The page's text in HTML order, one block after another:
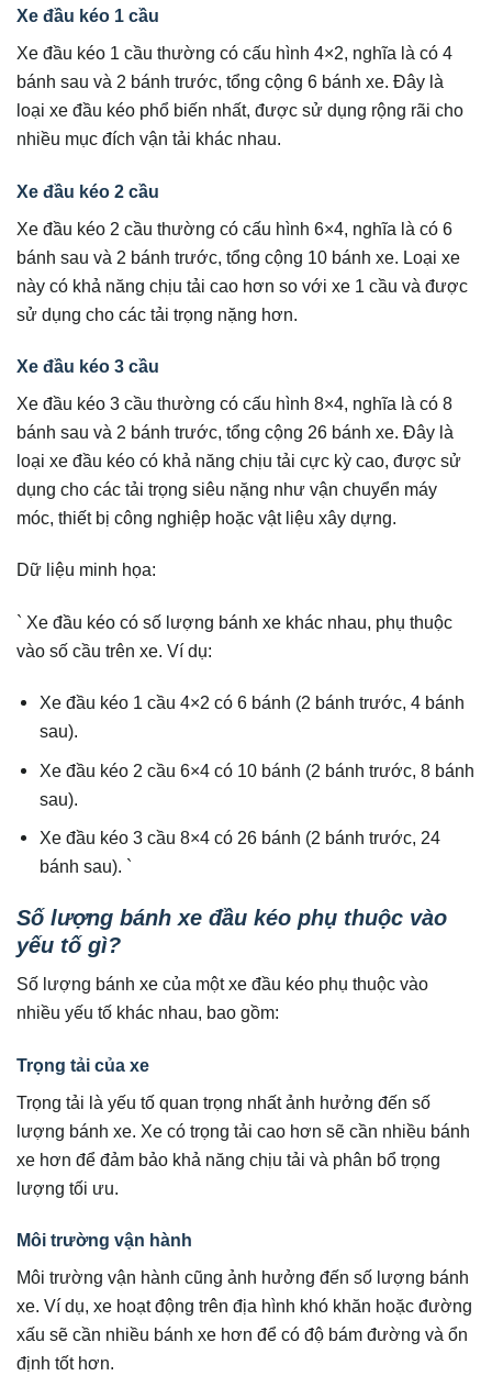
Xe đầu kéo 1 cầu
Xe đầu kéo 1 cầu thường có cấu hình 4×2, nghĩa là có 4
bánh sau và 2 bánh trước, tổng cộng 6 bánh xe. Đây là
loại xe đầu kéo phổ biến nhất, được sử dụng rộng rãi cho
nhiều mục đích vận tải khác nhau.
Xe đầu kéo 2 cầu
Xe đầu kéo 2 cầu thường có cấu hình 6×4, nghĩa là có 6
bánh sau và 2 bánh trước, tổng cộng 10 bánh xe. Loại xe
này có khả năng chịu tải cao hơn so với xe 1 cầu và được
sử dụng cho các tải trọng nặng hơn.
Xe đầu kéo 3 cầu
Xe đầu kéo 3 cầu thường có cấu hình 8×4, nghĩa là có 8
bánh sau và 2 bánh trước, tổng cộng 26 bánh xe. Đây là
loại xe đầu kéo có khả năng chịu tải cực kỳ cao, được sử
dụng cho các tải trọng siêu nặng như vận chuyển máy
móc, thiết bị công nghiệp hoặc vật liệu xây dựng.
Dữ liệu minh họa:
` Xe đầu kéo có số lượng bánh xe khác nhau, phụ thuộc
vào số cầu trên xe. Ví dụ:
Xe đầu kéo 1 cầu 4×2 có 6 bánh (2 bánh trước, 4 bánh
sau).
Xe đầu kéo 2 cầu 6×4 có 10 bánh (2 bánh trước, 8 bánh
sau).
Xe đầu kéo 3 cầu 8×4 có 26 bánh (2 bánh trước, 24
bánh sau). `
Số lượng bánh xe đầu kéo phụ thuộc vào
yếu tố gì?
Số lượng bánh xe của một xe đầu kéo phụ thuộc vào
nhiều yếu tố khác nhau, bao gồm:
Trọng tải của xe
Trọng tải là yếu tố quan trọng nhất ảnh hưởng đến số
lượng bánh xe. Xe có trọng tải cao hơn sẽ cần nhiều bánh
xe hơn để đảm bảo khả năng chịu tải và phân bổ trọng
lượng tối ưu.
Môi trường vận hành
Môi trường vận hành cũng ảnh hưởng đến số lượng bánh
xe. Ví dụ, xe hoạt động trên địa hình khó khăn hoặc đường
xấu sẽ cần nhiều bánh xe hơn để có độ bám đường và ổn
định tốt hơn.